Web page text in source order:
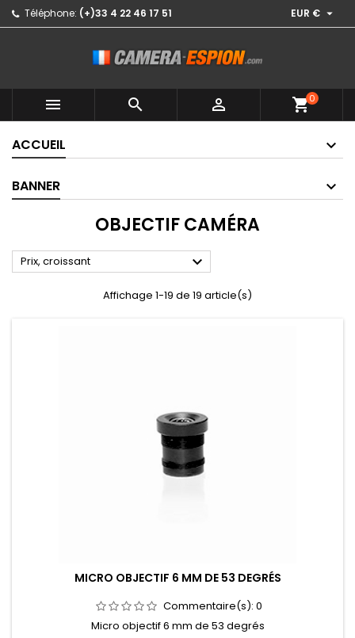
Téléphone: (+)33 4 22 46 17 51 EUR € 
   shopping_cart0
ACCUEIL
BANNER
OBJECTIF CAMÉRA
Prix, croissant 
Affichage 1-19 de 19 article(s)
MICRO OBJECTIF 6 MM DE 53 DEGRÉS
Commentaire(s): 0
Micro objectif 6 mm de 53 degrés